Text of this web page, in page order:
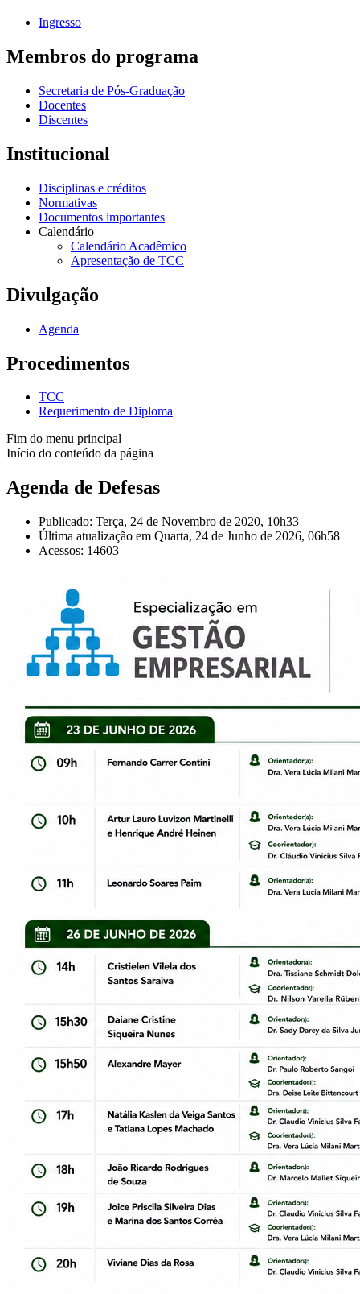
Ingresso
Membros do programa
Secretaria de Pós-Graduação
Docentes
Discentes
Institucional
Disciplinas e créditos
Normativas
Documentos importantes
Calendário
Calendário Acadêmico
Apresentação de TCC
Divulgação
Agenda
Procedimentos
TCC
Requerimento de Diploma
Fim do menu principal
Início do conteúdo da página
Agenda de Defesas
Publicado: Terça, 24 de Novembro de 2020, 10h33
Última atualização em Quarta, 24 de Junho de 2026, 06h58
Acessos: 14603